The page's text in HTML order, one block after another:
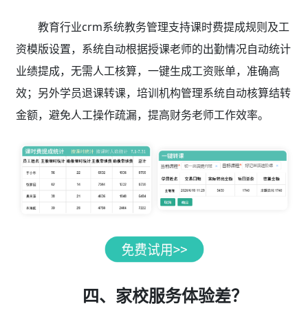
教育行业crm系统教务管理支持课时费提成规则及工
资模版设置，系统自动根据授课老师的出勤情况自动统计
业绩提成，无需人工核算，一键生成工资账单，准确高
效；另外学员退课转课，培训机构管理系统自动核算结转
金额，避免人工操作疏漏，提高财务老师工作效率。
四、家校服务体验差？